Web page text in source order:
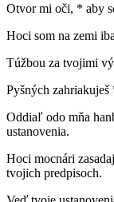
Otvor mi oči, * aby
Hoci som na zemi
Túžbou za tvojimi
Pyšných
Oddiaľ odo mňa
ustanovenia.
Hoci mocnári
tvojich predpisoch.